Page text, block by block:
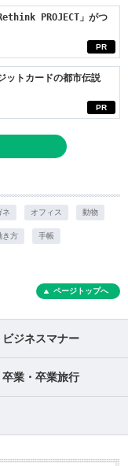
PR
PROJECT」がつ
PR
ットカードの都市伝説
ネ オフィス 動物
き方 手帳
ページトップへ
ビジネスマナー
卒業・卒業旅行